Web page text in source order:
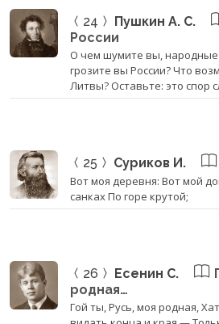
24 Пушкин А. С.
России
О чем шумите вы,
грозите вы России? Что
Литвы? Оставьте: это спор
25 Суриков И.
Вот моя деревня: Вот мой
санках По горе крутой;
26 Есенин С.
родная…
Гой ты, Русь, моя родная,